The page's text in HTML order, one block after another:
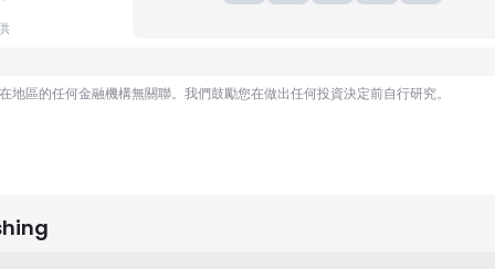
區的任何金融機構無關聯。我們鼓勵您在做出任何投資決定前自行研究。